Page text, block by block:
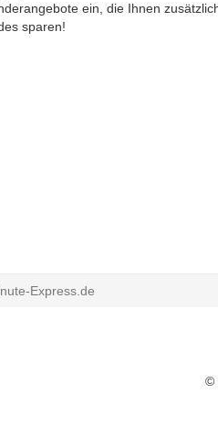
ein, die Ihnen
sparen!
Express.de
©